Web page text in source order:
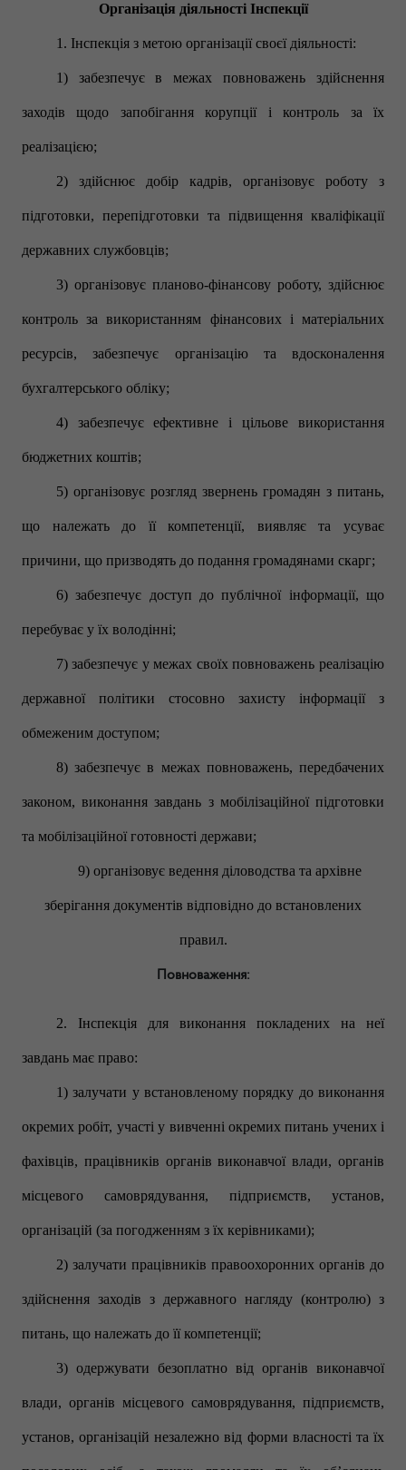
Організація діяльності Інспекції
1. Інспекція з метою організації своєї діяльності:
1) забезпечує в межах повноважень здійснення
заходів щодо запобігання корупції і контроль за їх
реалізацією;
2) здійснює добір кадрів, організовує роботу з
підготовки, перепідготовки та підвищення кваліфікації
державних службовців;
3) організовує планово-фінансову роботу, здійснює
контроль за використанням фінансових і матеріальних
ресурсів, забезпечує організацію та вдосконалення
бухгалтерського обліку;
4) забезпечує ефективне і цільове використання
бюджетних коштів;
5) організовує розгляд звернень громадян з питань,
що належать до її компетенції, виявляє та усуває
причини, що призводять до подання громадянами скарг;
6) забезпечує доступ до публічної інформації, що
перебуває у їх володінні;
7) забезпечує у межах своїх повноважень реалізацію
державної політики стосовно захисту інформації з
обмеженим доступом;
8) забезпечує в межах повноважень, передбачених
законом, виконання завдань з мобілізаційної підготовки
та мобілізаційної готовності держави;
9) організовує ведення діловодства та архівне
зберігання документів відповідно до встановлених
правил.
Повноваження:
2. Інспекція для виконання покладених на неї
завдань має право:
1) залучати у встановленому порядку до виконання
окремих робіт, участі у вивченні окремих питань учених і
фахівців, працівників органів виконавчої влади, органів
місцевого самоврядування, підприємств, установ,
організацій (за погодженням з їх керівниками);
2) залучати працівників правоохоронних органів до
здійснення заходів з державного нагляду (контролю) з
питань, що належать до її компетенції;
3) одержувати безоплатно від органів виконавчої
влади, органів місцевого самоврядування, підприємств,
установ, організацій незалежно від форми власності та їх